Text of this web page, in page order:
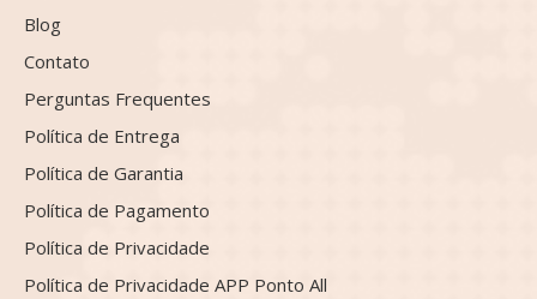
Blog
Contato
Perguntas Frequentes
Política de Entrega
Política de Garantia
Política de Pagamento
Política de Privacidade
Política de Privacidade APP Ponto All